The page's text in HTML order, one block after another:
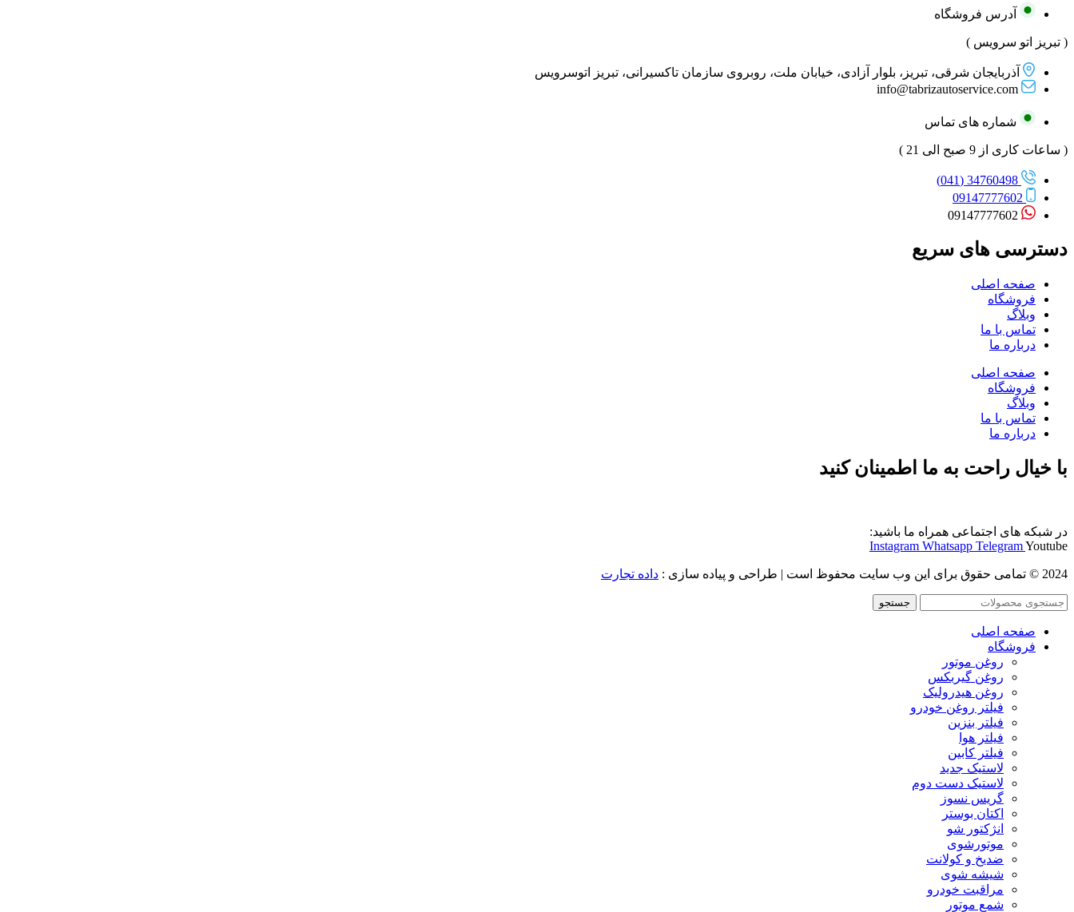
آدرس فروشگاه
( تبریز اتو سرویس )
آذربایجان شرقی، تبریز، بلوار آزادی، خیابان ملت، روبروی سازمان تاکسیرانی، تبریز اتوسرویس
info@tabrizautoservice.com
شماره های تماس
( ساعات کاری از 9 صبح الی 21 )
34760498 (041)
09147777602
09147777602
دسترسی های سریع
صفحه اصلی
فروشگاه
وبلاگ
تماس با ما
درباره ما
صفحه اصلی
فروشگاه
وبلاگ
تماس با ما
درباره ما
با خیال راحت به ما اطمینان کنید
در شبکه های اجتماعی همراه ما باشید:
Instagram Whatsapp TelegramYoutube
2024 © تمامی حقوق برای این وب سایت محفوظ است | طراحی و پیاده سازی : داده تجارت
جستجو
صفحه اصلی
فروشگاه
روغن موتور
روغن گیربکس
روغن هیدرولیک
فیلتر روغن خودرو
فیلتر بنزین
فیلتر هوا
فیلتر کابین
لاستیک جدید
لاستیک دست دوم
گریس نسوز
اکتان بوستر
انژکتور شو
موتورشوی
ضدیخ و کولانت
شیشه شوی
مراقبت خودرو
شمع موتور